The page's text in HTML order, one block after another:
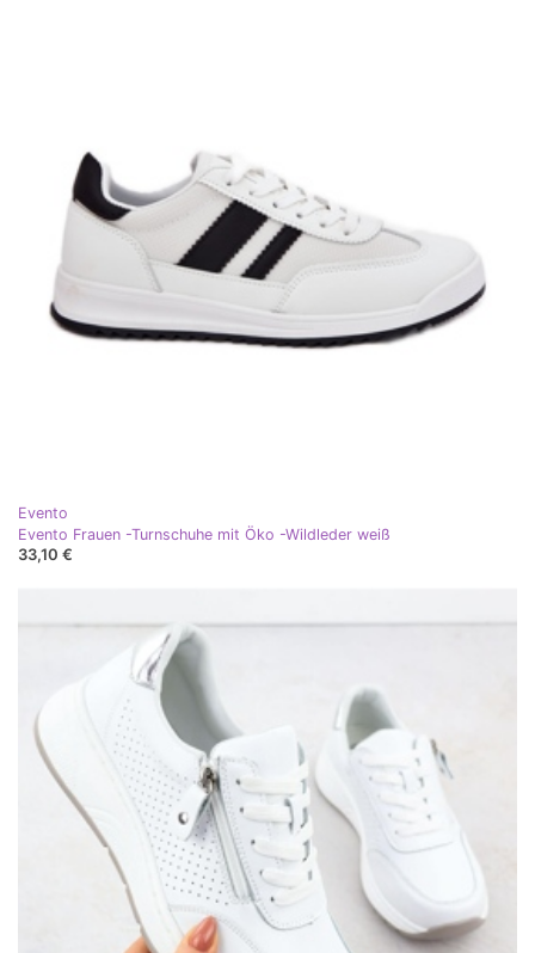
Evento
Evento Frauen -Turnschuhe mit Öko -Wildleder weiß
33,10 €